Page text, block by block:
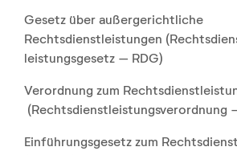
Gesetz über außergerichtliche
Rechtsdienstleistungen
leistungsgesetz – RDG)
Verordnung zum
(Rechtsdienst­leistungs­verordnung
Einführungsgesetz zum